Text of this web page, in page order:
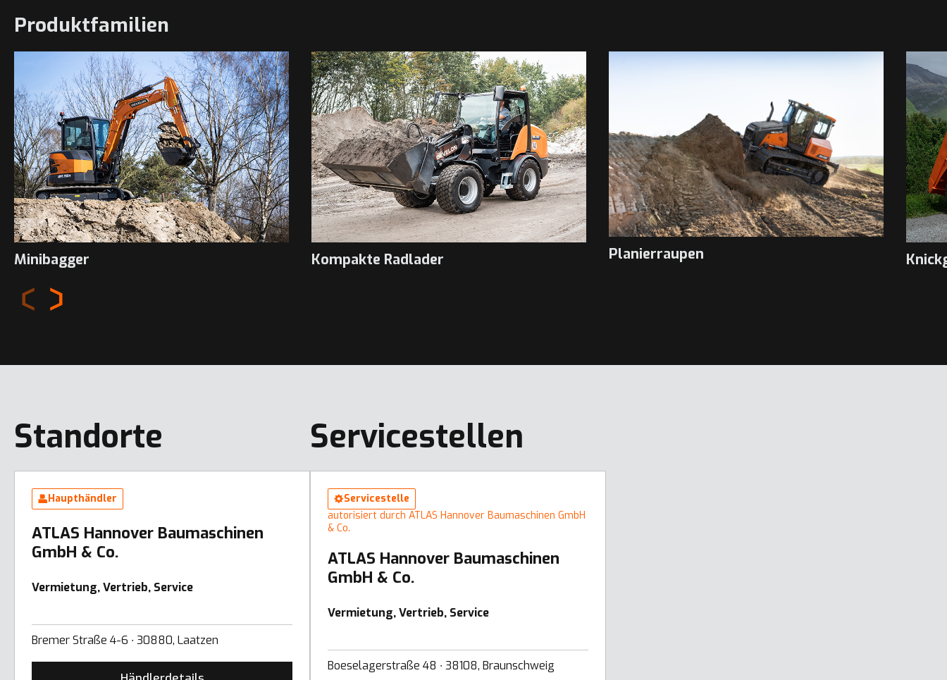
Produktfamilien
Minibagger Kompakte Radlader Planierraupen
Standorte
Haupthändler
ATLAS Hannover Baumaschinen
GmbH & Co.
Vermietung, Vertrieb, Service
Bremer Straße 4-6 ∙ 30880, Laatzen
Servicestellen
Servicestelle
autorisiert durch ATLAS Hannover Baumaschinen GmbH
& Co.
ATLAS Hannover Baumaschinen
GmbH & Co.
Vermietung, Vertrieb, Service
Boeselagerstraße 48 ∙ 38108, Braunschweig